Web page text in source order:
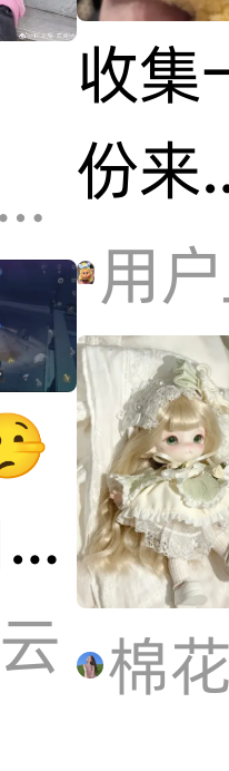
千妙奇想
收集
份来
星星人
的温
柔，
路、
勤，
棉